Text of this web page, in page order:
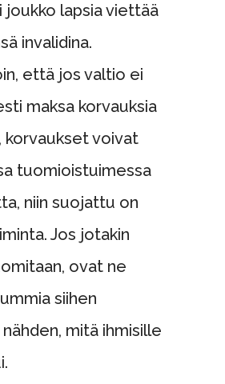
joukko lapsia viettää
invalidina.
että jos valtio ei
maksa korvauksia
korvaukset voivat
tuomioistuimessa
niin suojattu on
Jos jotakin
ovat ne
siihen
mitä ihmisille